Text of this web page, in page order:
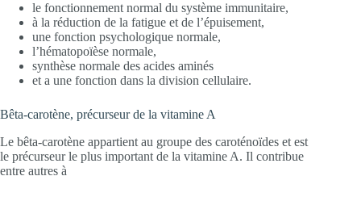
le fonctionnement normal du système immunitaire,
à la réduction de la fatigue et de l’épuisement,
une fonction psychologique normale,
l’hématopoïèse normale,
synthèse normale des acides aminés
et a une fonction dans la division cellulaire.
Bêta-carotène, précurseur de la vitamine A
Le bêta-carotène appartient au groupe des caroténoïdes et est
le précurseur le plus important de la vitamine A. Il contribue
entre autres à